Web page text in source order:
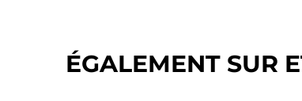
ÉGALEMENT SUR